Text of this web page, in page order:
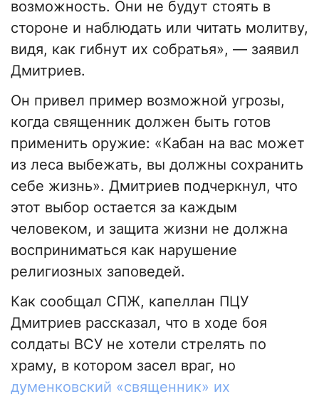
возможность. Они не будут стоять в
стороне и наблюдать или читать молитву,
видя, как гибнут их собратья», — заявил
Дмитриев.
Он привел пример возможной угрозы,
когда священник должен быть готов
применить оружие: «Кабан на вас может
из леса выбежать, вы должны сохранить
себе жизнь». Дмитриев подчеркнул, что
этот выбор остается за каждым
человеком, и защита жизни не должна
восприниматься как нарушение
религиозных заповедей.
Как сообщал СПЖ, капеллан ПЦУ
Дмитриев рассказал, что в ходе боя
солдаты ВСУ не хотели стрелять по
храму, в котором засел враг, но
думенковский «священник» их